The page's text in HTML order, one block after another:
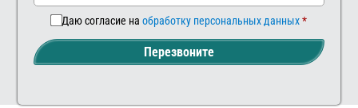
Даю согласие на обработку персональных данных
Перезвоните